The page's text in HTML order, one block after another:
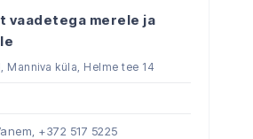
vaadetega merele ja
Manniva küla, Helme tee 14
+372 517 5225